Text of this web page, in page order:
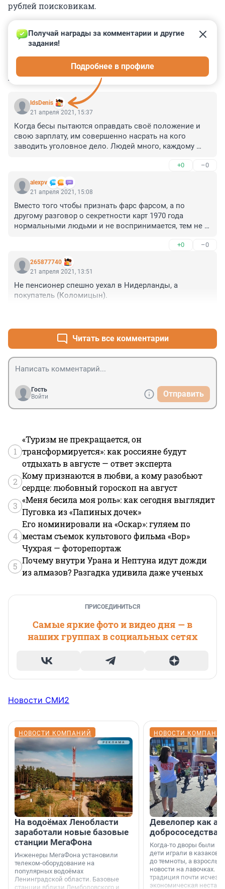
рублей поисковикам.
КОММЕНТАРИИ 8
ldsDenis
Получай награды за комментарии и другие
задания!
Подробнее в профиле
21 апреля 2021, 15:37
Когда бесы пытаются оправдать своё положение и
свою зарплату, им совершенно насрать на кого
заводить уголовное дело. Людей много, каждому
+0 –0
alexpv
21 апреля 2021, 15:08
Вместо того чтобы признать фарс фарсом, а по
другому разговор о секретности карт 1970 года
нормальными людьми и не воспринимается, тем не
признаться , что это полная чушь.
+0 –0
265877740
21 апреля 2021, 13:51
Не пенсионер спешно уехал в Нидерланды, а
покупатель (Коломицын).
Читать все комментарии
Гость
Войти
Отправить
1
«Туризм не прекращается, он
трансформируется»: как россияне будут
отдыхать в августе — ответ эксперта
2
Кому признаются в любви, а кому разобьют
сердце: любовный гороскоп на август
3
«Меня бесила моя роль»: как сегодня выглядит
Пуговка из «Папиных дочек»
4
Его номинировали на «Оскар»: гуляем по
местам съемок культового фильма «Вор»
Чухрая — фоторепортаж
5
Почему внутри Урана и Нептуна идут дожди
из алмазов? Разгадка удивила даже ученых
ПРИСОЕДИНИТЬСЯ
Самые яркие фото и видео дня — в
наших группах в социальных сетях
Новости СМИ2
НОВОСТИ КОМПАНИЙ
На водоёмах Ленобласти
заработали новые базовые
станции МегаФона
Инженеры МегаФона установили
телеком-оборудование на
популярных водоёмах
Ленинградской области. Базовые
станции вблизи Лемболовского и
НОВОСТИ
Девелопер как
добрососедства
Когда-то дворы были
дети играли в казаков-
до темноты, а
новости на лавочках. В
традиция почти
экономическая